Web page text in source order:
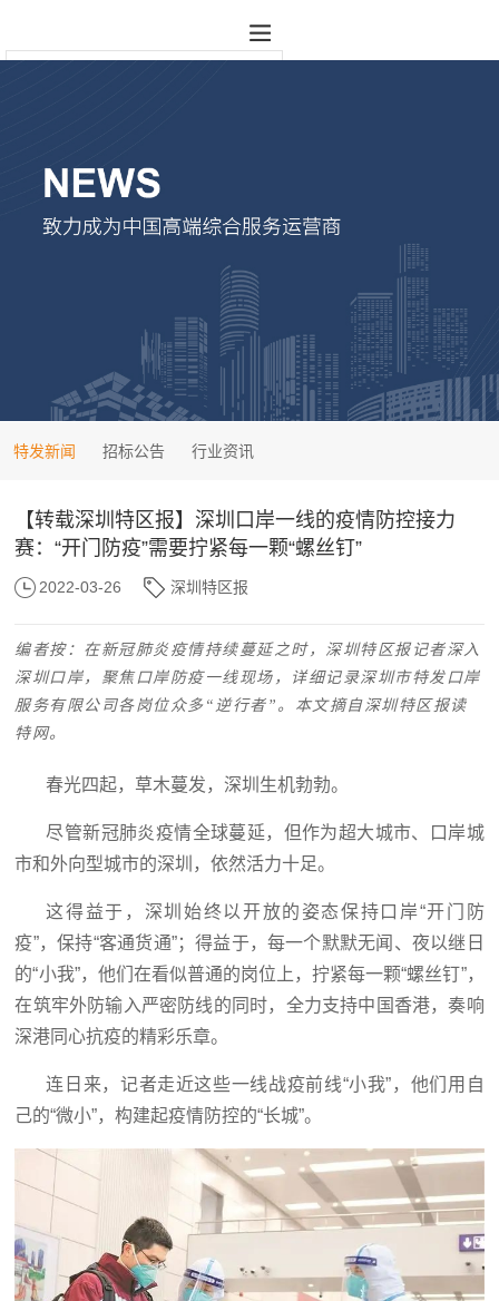
特发新闻 招标公告 行业资讯
【转载深圳特区报】深圳口岸一线的疫情防控接力
赛：“开门防疫”需要拧紧每一颗“螺丝钉”
2022-03-26 深圳特区报
编者按：在新冠肺炎疫情持续蔓延之时，深圳特区报记者深入
深圳口岸，聚焦口岸防疫一线现场，详细记录深圳市特发口岸
服务有限公司各岗位众多“逆行者”。本文摘自深圳特区报读
特网。
春光四起，草木蔓发，深圳生机勃勃。
尽管新冠肺炎疫情全球蔓延，但作为超大城市、口岸城
市和外向型城市的深圳，依然活力十足。
这得益于，深圳始终以开放的姿态保持口岸“开门防
疫”，保持“客通货通”；得益于，每一个默默无闻、夜以继日
的“小我”，他们在看似普通的岗位上，拧紧每一颗“螺丝钉”，
在筑牢外防输入严密防线的同时，全力支持中国香港，奏响
深港同心抗疫的精彩乐章。
连日来，记者走近这些一线战疫前线“小我”，他们用自
己的“微小”，构建起疫情防控的“长城”。